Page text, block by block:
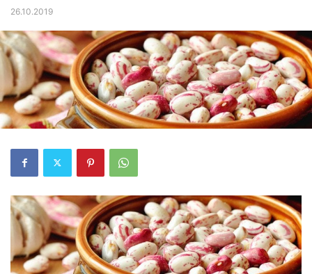
26.10.2019